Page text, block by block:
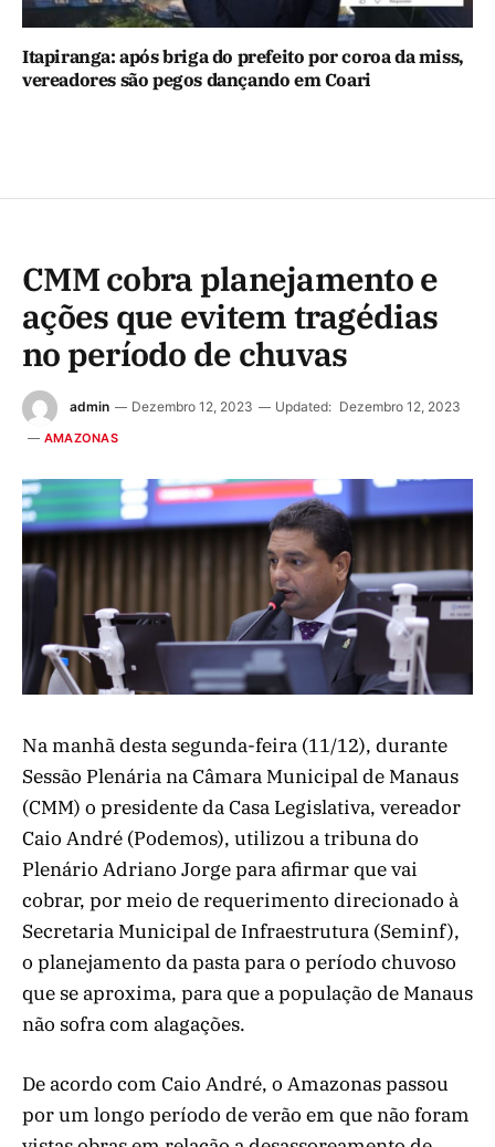
Itapiranga: após briga do prefeito por coroa da miss,
vereadores são pegos dançando em Coari
CMM cobra planejamento e
ações que evitem tragédias
no período de chuvas
admin Dezembro 12, 2023 Updated: Dezembro 12, 2023
AMAZONAS
Na manhã desta segunda-feira (11/12), durante
Sessão Plenária na Câmara Municipal de Manaus
(CMM) o presidente da Casa Legislativa, vereador
Caio André (Podemos), utilizou a tribuna do
Plenário Adriano Jorge para afirmar que vai
cobrar, por meio de requerimento direcionado à
Secretaria Municipal de Infraestrutura (Seminf),
o planejamento da pasta para o período chuvoso
que se aproxima, para que a população de Manaus
não sofra com alagações.
De acordo com Caio André, o Amazonas passou
por um longo período de verão em que não foram